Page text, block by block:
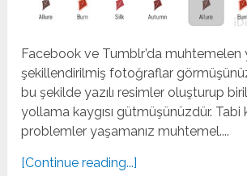
Facebook ve Tumblr’da muhtemelen
şekillendirilmiş fotoğraflar
bu şekilde yazılı resimler oluşturup
yollama kaygısı gütmüşünüzdür. Tabi
problemler yaşamanız muhtemel....
[Continue reading...]